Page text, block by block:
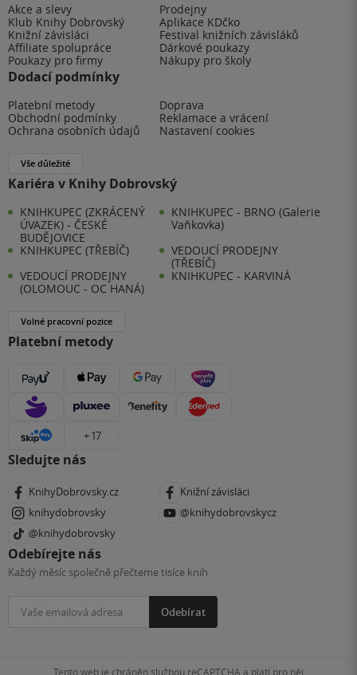
Akce a slevy
Prodejny
Klub Knihy Dobrovský
Aplikace KDčko
Knižní závisláci
Festival knižních závisláků
Affiliate spolupráce
Dárkové poukazy
Poukazy pro firmy
Nákupy pro školy
Dodací podmínky
Platební metody
Doprava
Obchodní podmínky
Reklamace a vrácení
Ochrana osobních údajů
Nastavení cookies
Vše důležité
Kariéra v Knihy Dobrovský
KNIHKUPEC (ZKRÁCENÝ
ÚVAZEK) - ČESKÉ
BUDĚJOVICE
KNIHKUPEC - BRNO (Galerie
Vaňkovka)
KNIHKUPEC (TŘEBÍČ)
VEDOUCÍ PRODEJNY
(TŘEBÍČ)
VEDOUCÍ PRODEJNY
(OLOMOUC - OC HANÁ)
KNIHKUPEC - KARVINÁ
Volné pracovní pozice
Platební metody
+ 17
Sledujte nás
KnihyDobrovsky.cz
Knižní závisláci
knihydobrovsky
@knihydobrovskycz
@knihydobrovsky
Odebírejte nás
Každý měsíc společně přečteme tisíce knih
Odebírat
Tento web je chráněn službou reCAPTCHA a platí pro něj